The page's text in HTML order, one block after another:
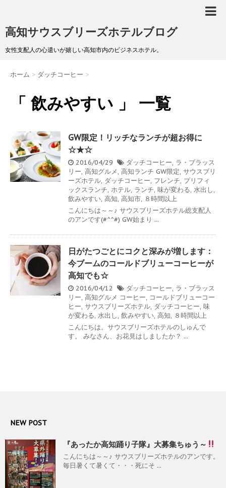
高知サウスブリーズホテルブログ
女性支配人の心遣いが嬉しい高知市内のビジネスホテル。
ホーム > ダッチコーヒー >
「 飲みやすい 」 一覧
GW限定！リッチなランチが超お得に
☆★☆
2016/04/29 ダッチコーヒー, ラ・ブラッス
リー, 高知グルメ, 高知ランチ GW限定, サウスブリ
ーズホテル, ダッチコーヒー, フレンチ, プリフィ
ックスランチ, ホテル, ランチ, 味が変わる, 水出し,
飲みやすい, 高知, 高知市, ８時間以上
こんにちは～～♪ サウスブリーズホテル総支配人
のアンです(#^^#) GW始まり ...
日がたつごとにコクと深みが増します：
今ブームのコールドブリューコーヒーが
高知でも☆
2016/04/12 ダッチコーヒー, ラ・ブラッス
リー, 高知グルメ コーヒー, コールドブリューコー
ヒー, サウスブリーズホテル, ダッチコーヒー, 味
が変わる, 水出し, 飲みやすい, 高知, ８時間以上
こんにちは。サウスブリーズホテルのしゅんで
す。 みなさん、お花見はしましたか？ ...
NEW POST
『あったか高知踊り子隊』大募集ちゅう～
こんにちは～～♪ サウスブリーズホテルのアンです。
毎日暑くて暑くて・・・死にそ ...